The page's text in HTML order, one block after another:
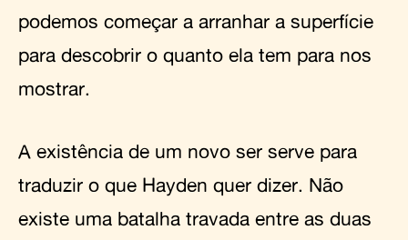
podemos começar a arranhar a superfície
para descobrir o quanto ela tem para nos
mostrar.
A existência de um novo ser serve para
traduzir o que Hayden quer dizer. Não
existe uma batalha travada entre as duas